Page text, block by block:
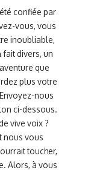
confiée par
vous, vous
inoubliable,
fait divers, un
que
plus votre
nous
ci-dessous.
vive voix ?
nous vous
toucher,
Alors, à vous